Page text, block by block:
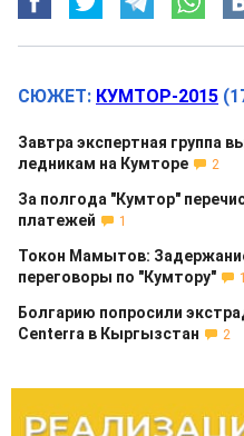
СЮЖЕТ: КУМТОР-2015
Завтра экспертная группа
ледникам на Кумторе
2
За полгода "Кумтор"
платежей
1
Токон Мамытов:
переговоры по "Кумтору"
1
Болгарию попросили
Centerra в Кыргызстан
2